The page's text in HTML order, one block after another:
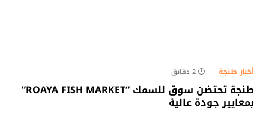
أخبار طنجة 2 دقائق
طنجة تحتضن سوق للسمك “ROAYA FISH MARKET”
بمعايير جودة عالية